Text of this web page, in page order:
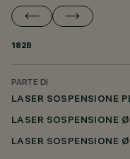
182B
PARTE DI
LASER SOSPENSIONE